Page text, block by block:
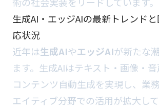
生成AI・エッジAIの最新トレンド
応状況
近年は生成AIやエッジAIが新たな
ます。生成AIはテキスト・画像・
コンテンツ自動生成を実現し、業
エイティブ分野での活用が拡大し